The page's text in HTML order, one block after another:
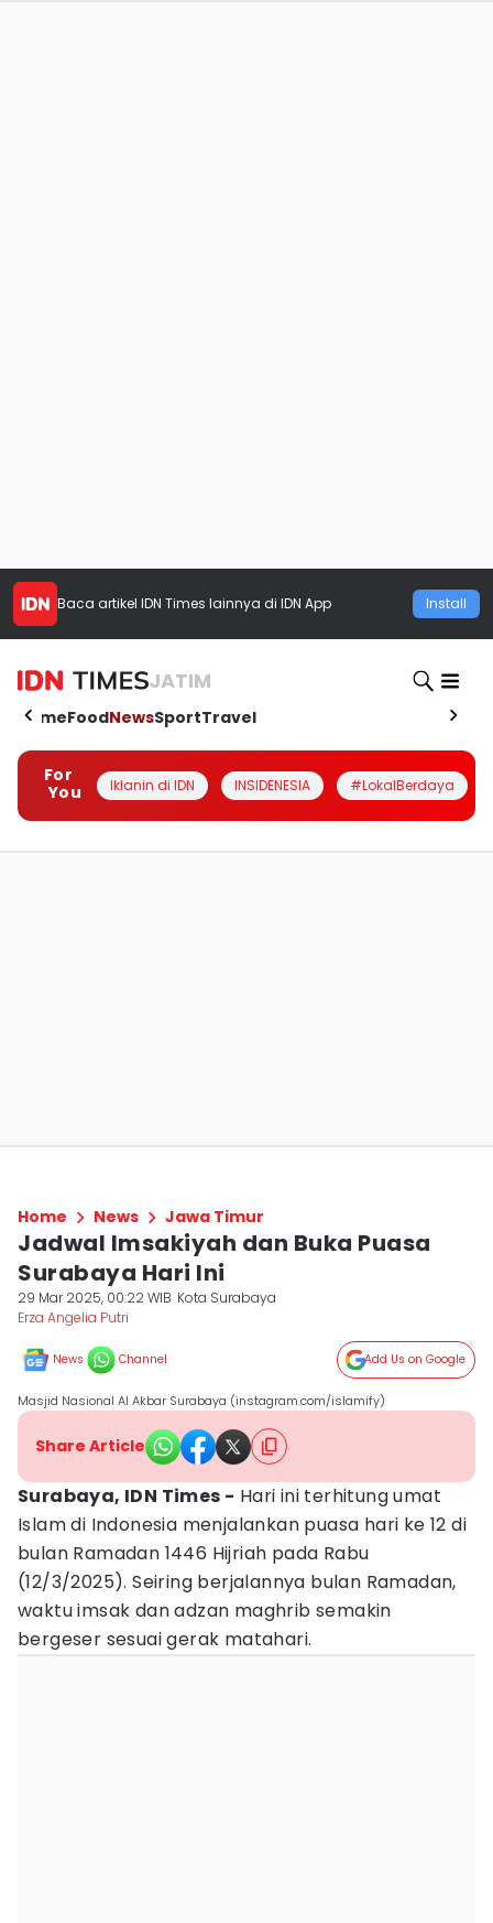
Baca artikel IDN Times lainnya di IDN App Install
JATIM
HomeFoodNewsSportTravel
For
You
Iklanin di IDN INSIDENESIA #LokalBerdaya
Home News Jawa Timur
Jadwal Imsakiyah dan Buka Puasa
Surabaya Hari Ini
29 Mar 2025, 00:22 WIB Kota Surabaya
Erza Angelia Putri
News Channel Add Us on Google
Masjid Nasional Al Akbar Surabaya (instagram.com/islamify)
Share Article
Surabaya, IDN Times - Hari ini terhitung umat
Islam di Indonesia menjalankan puasa hari ke 12 di
bulan Ramadan 1446 Hijriah pada Rabu
(12/3/2025). Seiring berjalannya bulan Ramadan,
waktu imsak dan adzan maghrib semakin
bergeser sesuai gerak matahari.